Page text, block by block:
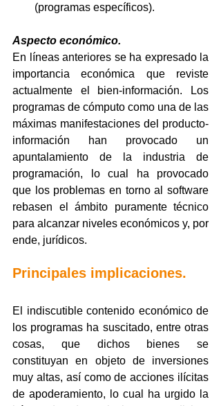
(programas específicos).
Aspecto económico.
En líneas anteriores se ha expresado la
importancia económica que reviste
actualmente el bien-información. Los
programas de cómputo como una de las
máximas manifestaciones del producto-
información han provocado un
apuntalamiento de la industria de
programación, lo cual ha provocado
que los problemas en torno al software
rebasen el ámbito puramente técnico
para alcanzar niveles económicos y, por
ende, jurídicos.
Principales implicaciones.
El indiscutible contenido económico de
los programas ha suscitado, entre otras
cosas, que dichos bienes se
constituyan en objeto de inversiones
muy altas, así como de acciones ilícitas
de apoderamiento, lo cual ha urgido la